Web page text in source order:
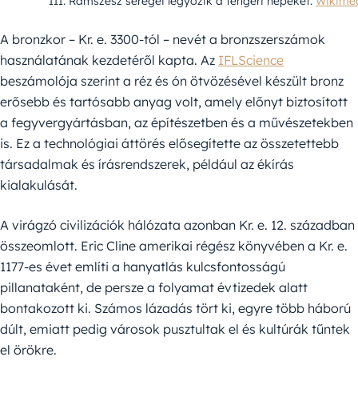
A bronzkor – Kr. e. 3300-tól – nevét a bronzszerszámok
használatának kezdetéről kapta. Az IFLScience
beszámolója szerint a réz és ón ötvözésével készült bronz
erősebb és tartósabb anyag volt, amely előnyt biztosított
a fegyvergyártásban, az építészetben és a művészetekben
is. Ez a technológiai áttörés elősegítette az összetettebb
társadalmak és írásrendszerek, például az ékírás
kialakulását.
A virágzó civilizációk hálózata azonban Kr. e. 12. században
összeomlott. Eric Cline amerikai régész könyvében a Kr. e.
1177-es évet említi a hanyatlás kulcsfontosságú
pillanataként, de persze a folyamat évtizedek alatt
bontakozott ki. Számos lázadás tört ki, egyre több háború
dúlt, emiatt pedig városok pusztultak el és kultúrák tűntek
el örökre.